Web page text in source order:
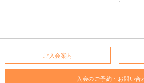
ご入会案内
入会のご予約・お問い合